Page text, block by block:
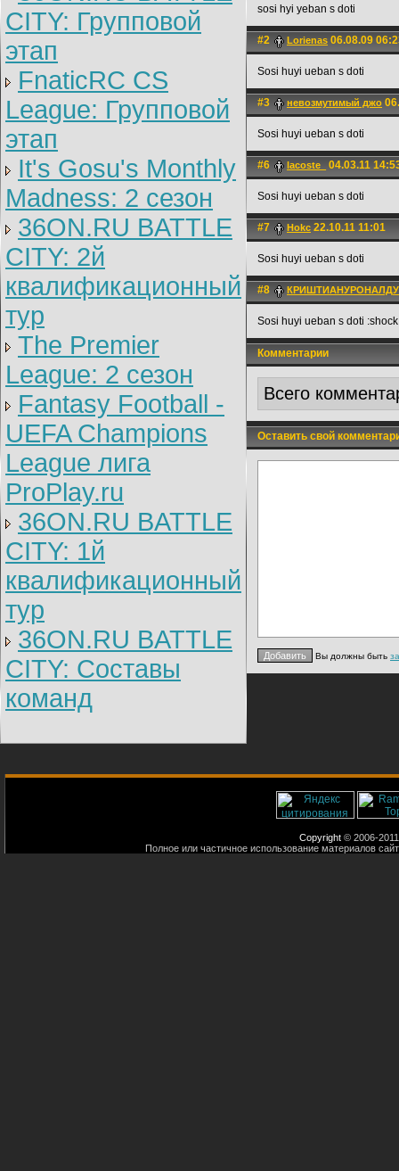
CITY: Групповой
этап
FnaticRC CS
League: Групповой
этап
It's Gosu's Monthly
Madness: 2 сезон
36ON.RU BATTLE
CITY: 2й
квалификационный
тур
The Premier
League: 2 cезон
Fantasy Football -
UEFA Champions
League лига
ProPlay.ru
36ON.RU BATTLE
CITY: 1й
квалификационный
тур
36ON.RU BATTLE
CITY: Составы
команд
sosi hyi yeban s doti
#2 Lorienas 06.08.09
Sosi huyi ueban s doti
#3 невозмутимый джо
Sosi huyi ueban s doti
#6 lacoste_ 04.03.11
Sosi huyi ueban s doti
#7 Hokc 22.10.11 11:01
Sosi huyi ueban s doti
#8 КРИШТИАНУРОНАЛДУ
Sosi huyi ueban s doti
Комментарии
Всего
Оставить свой
Вы должны быть
Copyright © 2006-
Полное или частичное использование материалов